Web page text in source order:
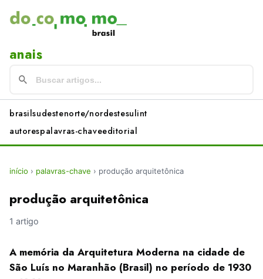
anais
brasilsudestenorte/nordestesulint
autorespalavras-chaveeditorial
início › palavras-chave › produção arquitetônica
produção arquitetônica
1 artigo
A memória da Arquitetura Moderna na cidade de
São Luís no Maranhão (Brasil) no período de 1930